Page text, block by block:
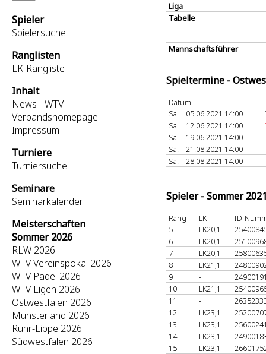
Spieler
Spielersuche
Ranglisten
LK-Rangliste
Inhalt
News - WTV
Verbandshomepage
Impressum
Turniere
Turniersuche
Seminare
Seminarkalender
Meisterschaften
Sommer 2026
RLW 2026
WTV Vereinspokal 2026
WTV Padel 2026
WTV Ligen 2026
Ostwestfalen 2026
Münsterland 2026
Ruhr-Lippe 2026
Südwestfalen 2026
Liga
Tabelle
Mannschaftsführer
Spieltermine -
Datum
Sa.
05.06.2021 14:00
Sa.
12.06.2021 14:00
Sa.
19.06.2021 14:00
Sa.
21.08.2021 14:00
Sa.
28.08.2021 14:00
Spieler - Sommer
Rang LK
ID-
5
LK20,1
6
LK20,1
7
LK20,1
8
LK21,1
9
-
10
LK21,1
11
-
12
LK23,1
13
LK23,1
14
LK23,1
15
LK23,1